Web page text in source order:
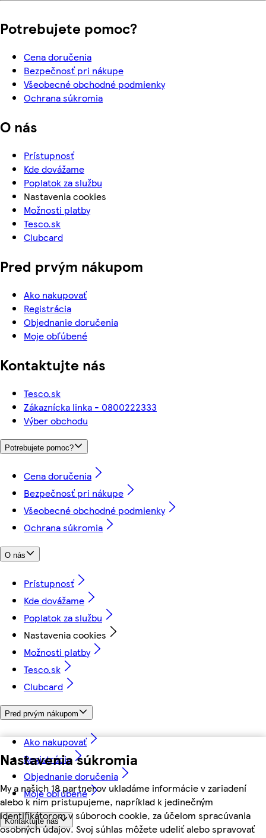
Nastavenia súkromia
My a našich 18 partnerov ukladáme informácie v zariadení
alebo k nim pristupujeme, napríklad k jedinečným
identifikátorom v súboroch cookie, za účelom spracúvania
osobných údajov. Svoj súhlas môžete udeliť alebo spravovať
Potrebujete pomoc?
Cena doručenia
Bezpečnosť pri nákupe
Všeobecné obchodné podmienky
Ochrana súkromia
O nás
Prístupnosť
Kde dovážame
Poplatok za službu
Nastavenia cookies
Možnosti platby
Tesco.sk
Clubcard
Pred prvým nákupom
Ako nakupovať
Registrácia
Objednanie doručenia
Moje obľúbené
Kontaktujte nás
Tesco.sk
Zákaznícka linka - 0800222333
Výber obchodu
Potrebujete pomoc?
Cena doručenia
Bezpečnosť pri nákupe
Všeobecné obchodné podmienky
Ochrana súkromia
O nás
Prístupnosť
Kde dovážame
Poplatok za službu
Nastavenia cookies
Možnosti platby
Tesco.sk
Clubcard
Pred prvým nákupom
Ako nakupovať
Registrácia
Objednanie doručenia
Moje obľúbené
Kontaktujte nás